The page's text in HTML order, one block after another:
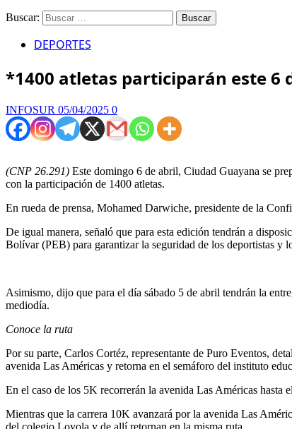
Buscar:
DEPORTES
*1400 atletas participarán este 6
INFOSUR 05/04/2025 0
(CNP 26.291) Este domingo 6 de abril, Ciudad Guayana se
con la participación de 1400 atletas.
En rueda de prensa, Mohamed Darwiche, presidente de la
De igual manera, señaló que para esta edición tendrán a
Bolívar (PEB) para garantizar la seguridad de los deportistas y
Asimismo, dijo que para el día sábado 5 de abril tendrán la
mediodía.
Conoce la ruta
Por su parte, Carlos Cortéz, representante de Puro Eventos,
avenida Las Américas y retorna en el semáforo del instituto
En el caso de los 5K recorrerán la avenida Las Américas
Mientras que la carrera 10K avanzará por la avenida Las
del colegio Loyola y de allí retornan en la misma ruta.